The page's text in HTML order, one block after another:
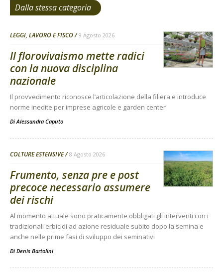
Dalla stessa categoria
LEGGI, LAVORO E FISCO 9 Agosto 2026
Il florovivaismo mette radici
con la nuova disciplina
nazionale
Il provvedimento riconosce l’articolazione della filiera e introduce
norme inedite per imprese agricole e garden center
DiAlessandra Caputo
COLTURE ESTENSIVE 8 Agosto 2026
Frumento, senza pre e post
precoce necessario assumere
dei rischi
Al momento attuale sono praticamente obbligati gli interventi con i
tradizionali erbicidi ad azione residuale subito dopo la semina e
anche nelle prime fasi di sviluppo dei seminativi
Di Denis Bartolini